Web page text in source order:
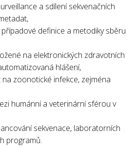
a sdílení sekvenačních
definice a metodiky sběru
na elektronických zdravotních
hlášení,
zoonotické infekce, zejména
humánní a veterinární sférou v
sekvenace, laboratorních
programů.